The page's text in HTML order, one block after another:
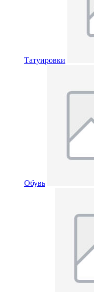
Татуировки
Обувь